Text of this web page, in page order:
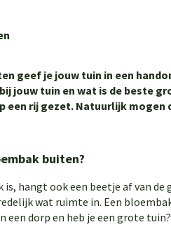
geef je jouw tuin in een
jouw tuin en wat is de beste
een rij gezet. Natuurlijk
buiten?
hangt ook een beetje af van
wat ruimte in. Een
een dorp en heb je een grote